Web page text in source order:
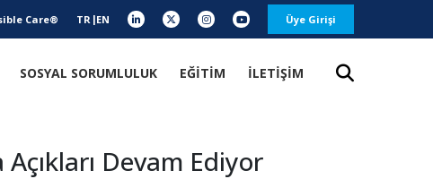
Care® TR EN Üye Girişi
SOSYAL SORUMLULUK EĞİTİM İLETİŞİM
Devam Ediyor